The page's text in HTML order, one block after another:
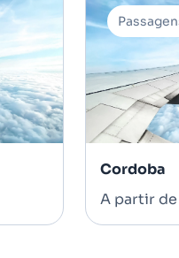
Cordoba
A partir de